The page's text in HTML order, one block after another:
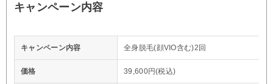
キャンペーン内容
キャンペーン内容 全身脱毛(顔VIO含む)2回
価格 39,600円(税込)